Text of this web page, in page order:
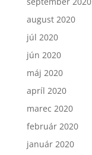
august 2020
júl 2020
jún 2020
máj 2020
apríl 2020
marec 2020
február 2020
január 2020